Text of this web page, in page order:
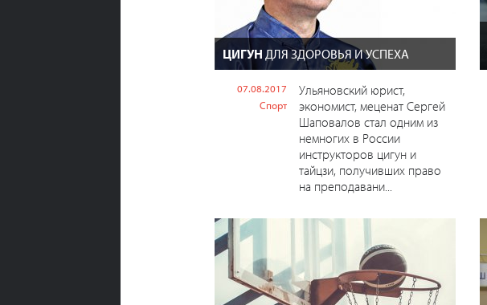
ЦИГУН ДЛЯ ЗДОРОВЬЯ И УСПЕХА
07.08.2017
Спорт
Ульяновский юрист,
экономист, меценат Сергей
Шаповалов стал одним из
немногих в России
инструкторов цигун и
тайцзи, получивших право
на преподавани...